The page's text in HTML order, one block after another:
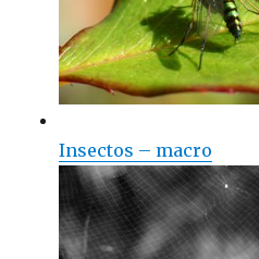
Insectos – macro